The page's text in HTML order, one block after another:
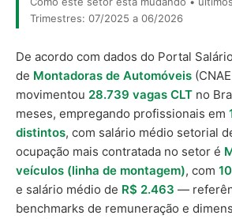
Trimestres: 07/2025 a 06/2026
De acordo com dados do Portal
de Montadoras de Automóveis
movimentou 28.739 vagas CLT no
meses, empregando profissionais em
distintos, com salário médio setorial
ocupação mais contratada no setor é
veículos (linha de montagem), com
e salário médio de R$ 2.463 —
benchmarks de remuneração e